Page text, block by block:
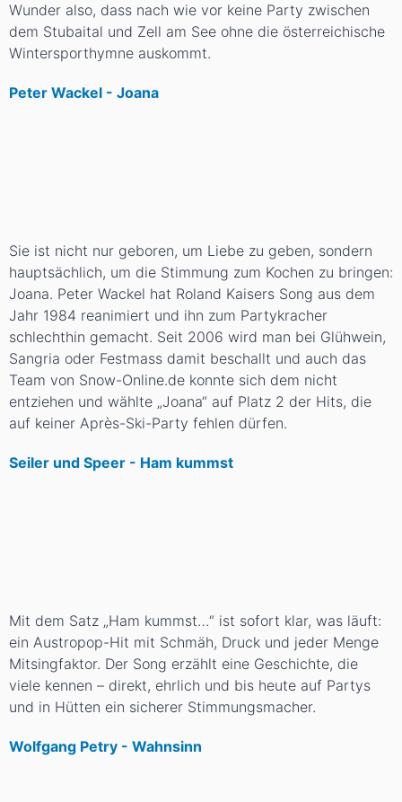
Wunder also, dass nach wie vor keine Party zwischen
dem Stubaital und Zell am See ohne die österreichische
Wintersporthymne auskommt.
Peter Wackel - Joana
Sie ist nicht nur geboren, um Liebe zu geben, sondern
hauptsächlich, um die Stimmung zum Kochen zu bringen:
Joana. Peter Wackel hat Roland Kaisers Song aus dem
Jahr 1984 reanimiert und ihn zum Partykracher
schlechthin gemacht. Seit 2006 wird man bei Glühwein,
Sangria oder Festmass damit beschallt und auch das
Team von Snow-Online.de konnte sich dem nicht
entziehen und wählte „Joana“ auf Platz 2 der Hits, die
auf keiner Après-Ski-Party fehlen dürfen.
Seiler und Speer - Ham kummst
Mit dem Satz „Ham kummst…“ ist sofort klar, was läuft:
ein Austropop-Hit mit Schmäh, Druck und jeder Menge
Mitsingfaktor. Der Song erzählt eine Geschichte, die
viele kennen – direkt, ehrlich und bis heute auf Partys
und in Hütten ein sicherer Stimmungsmacher.
Wolfgang Petry - Wahnsinn